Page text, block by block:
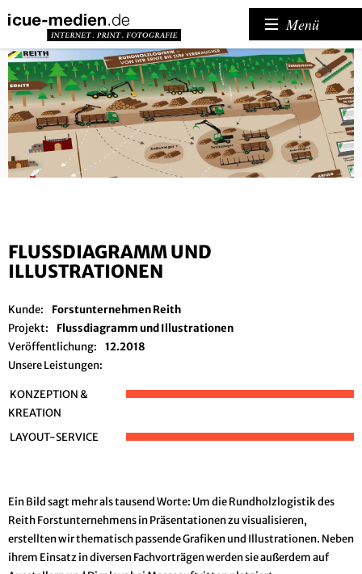
Menü
FLUSSDIAGRAMM UND
ILLUSTRATIONEN
Kunde:
Forstunternehmen Reith
Projekt:
Flussdiagramm und Illustrationen
Veröffentlichung:
12.2018
Unsere Leistungen:
KONZEPTION &
KREATION
LAYOUT-SERVICE
Ein Bild sagt mehr als tausend Worte: Um die Rundholzlogistik des
Reith Forstunternehmens in Präsentationen zu visualisieren,
erstellten wir thematisch passende Grafiken und Illustrationen. Neben
ihrem Einsatz in diversen Fachvorträgen werden sie außerdem auf